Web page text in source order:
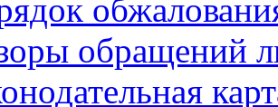
обращений